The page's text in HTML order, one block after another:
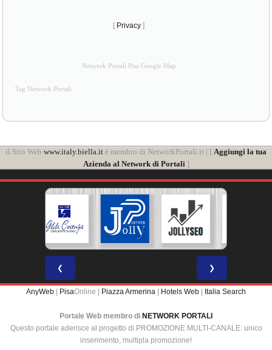
[ Privacy ]
Network Portali Pisa Google Map
Tag Network Portali
il Sito Web www.italy.biella.it è membro di NetworkPortali.it | [ Aggiungi la tua
Azienda al Network di Portali]
❮ ❯
AnyWeb PisaOnline | Piazza Armerina Hotels Web Italia Search
Portale Web membro di NETWORK PORTALI
Questo portale aderisce al progetto di PROMOZIONE MULTI-CANALE: unico
inserimento, multipla promozione!